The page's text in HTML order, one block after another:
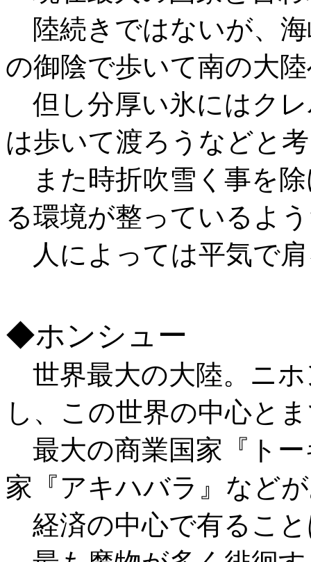
陸続きではないが、
の御陰で歩いて南の大
但し分厚い氷にはク
は歩いて渡ろうなどと
また時折吹雪く事を
る環境が整っているよ
人によっては平気で
◆ホンシュー
世界最大の大陸。ニ
し、この世界の中心と
最大の商業国家『トー
家『アキハバラ』など
経済の中心で有るこ